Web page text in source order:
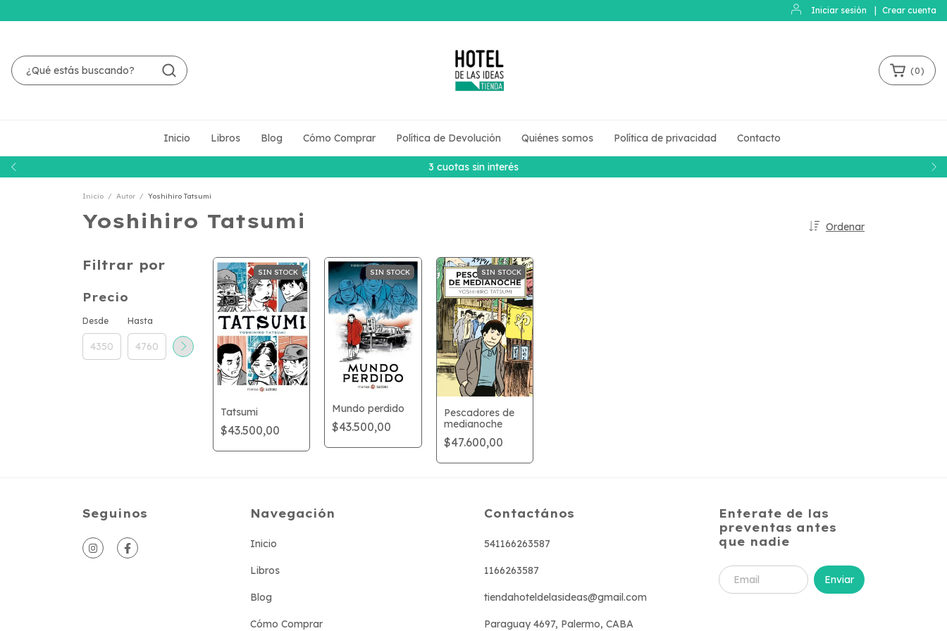
Iniciar sesión Crear cuenta
3 cuotas sin interés
(0)
Inicio Libros Blog Cómo Comprar Política de Devolución Quiénes somos Política de privacidad Contacto
Inicio / Autor / Yoshihiro Tatsumi
Yoshihiro Tatsumi Ordenar
Filtrar por
Precio
Desde Hasta
SIN STOCK
Tatsumi
$43.500,00
SIN STOCK
Mundo perdido
$43.500,00
SIN STOCK
Pescadores de
medianoche
$47.600,00
Seguinos Navegación
Inicio
Libros
Blog
Cómo Comprar
Contactános
541166263587
1166263587
tiendahoteldelasideas@gmail.com
Paraguay 4697, Palermo, CABA
Enterate de las
preventas antes
que nadie